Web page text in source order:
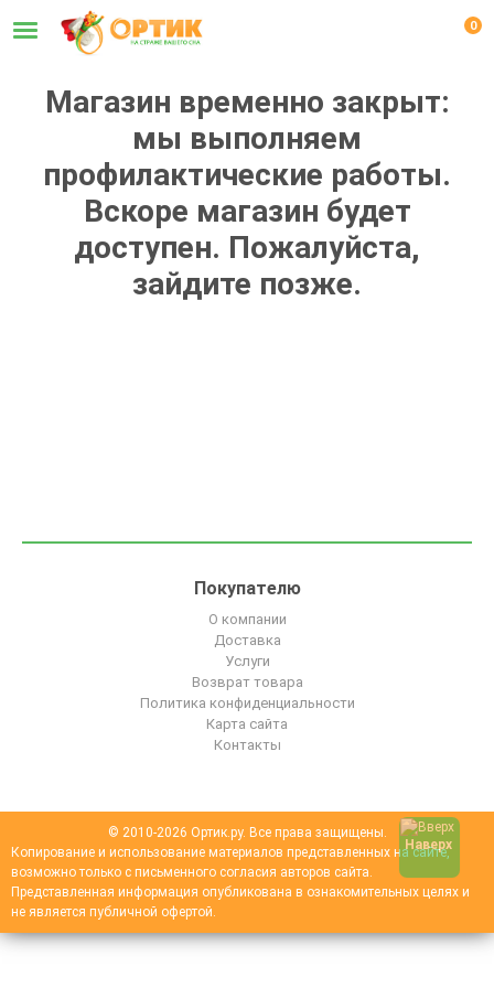
0
Магазин временно закрыт:
мы выполняем
профилактические работы.
Вскоре магазин будет
доступен. Пожалуйста,
зайдите позже.
Покупателю
О компании
Доставка
Услуги
Возврат товара
Политика конфиденциальности
Карта сайта
Контакты
© 2010-2026 Ортик.ру. Все права защищены.
Копирование и использование материалов представленных на сайте,
возможно только с письменного согласия авторов сайта.
Представленная информация опубликована в ознакомительных целях и
не является публичной офертой.
Наверх